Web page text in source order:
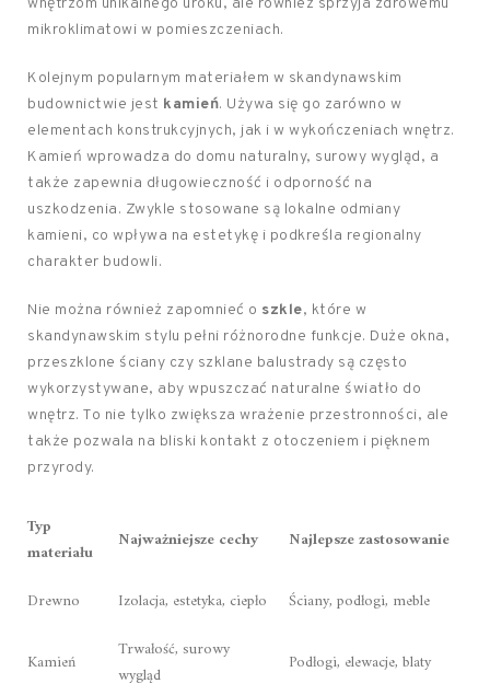
mikroklimatowi w pomieszczeniach.
Kolejnym popularnym materiałem w skandynawskim
budownictwie jest kamień. Używa się go zarówno w
elementach konstrukcyjnych, jak i w wykończeniach wnętrz.
Kamień wprowadza do domu naturalny, surowy wygląd, a
także zapewnia długowieczność i odporność na
uszkodzenia. Zwykle stosowane są lokalne odmiany
kamieni, co wpływa na estetykę i podkreśla regionalny
charakter budowli.
Nie można również zapomnieć o szkle, które w
skandynawskim stylu pełni różnorodne funkcje. Duże okna,
przeszklone ściany czy szklane balustrady są często
wykorzystywane, aby wpuszczać naturalne światło do
wnętrz. To nie tylko zwiększa wrażenie przestronności, ale
także pozwala na bliski kontakt z otoczeniem i pięknem
przyrody.
Typ
materiału
Najważniejsze cechy Najlepsze zastosowanie
Drewno Izolacja, estetyka, ciepło Ściany, podłogi, meble
Kamień
Trwałość, surowy
wygląd
Podłogi, elewacje, blaty